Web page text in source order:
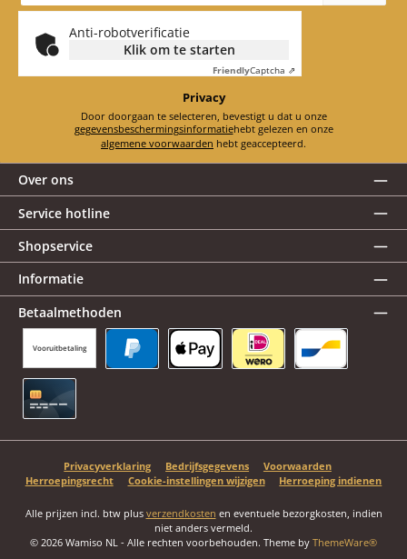
Anti-robotverificatie
Klik om te starten
FriendlyCaptcha ⇗
Privacy
Door doorgaan te selecteren, bevestigt u dat u onze
gegevensbeschermingsinformatie
hebt gelezen en onze
algemene voorwaarden hebt geaccepteerd.
Over ons
Service hotline
Shopservice
Informatie
Betaalmethoden
Vooruitbetaling
Privacyverklaring Bedrijfsgegevens
Voorwaarden
Herroepingsrecht
Cookie-instellingen wijzigen Herroeping indienen
Alle prijzen incl. btw plus verzendkosten en eventuele bezorgkosten, indien
niet anders vermeld.
© 2026 Wamiso NL - Alle rechten voorbehouden. Theme by ThemeWare®